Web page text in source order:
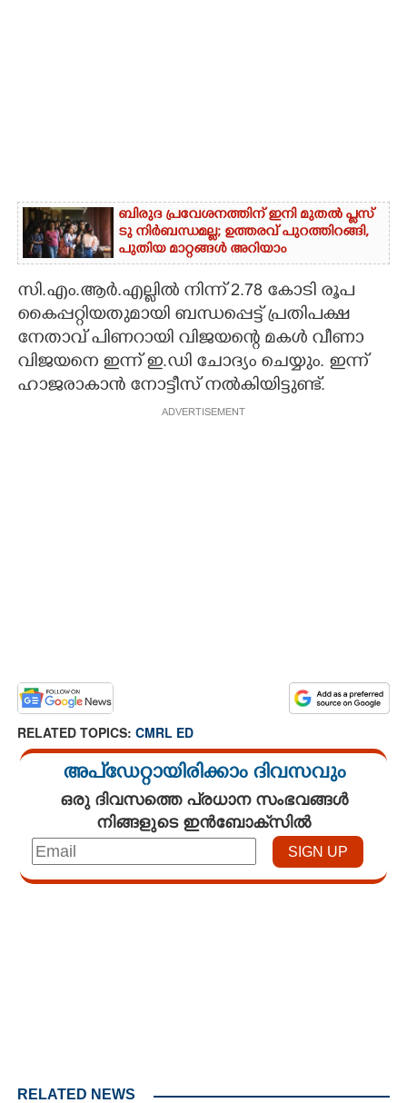
ബിരുദ പ്രവേശനത്തിന് ഇനി മുതൽ പ്ലസ്
ടു നിർബന്ധമല്ല; ഉത്തരവ് പുറത്തിറങ്ങി,
പുതിയ മാറ്റങ്ങൾ അറിയാം
സി.എം.ആർ.എല്ലിൽ നിന്ന് 2.78 കോടി രൂപ
കൈപ്പറ്റിയതുമായി ബന്ധപ്പെട്ട് പ്രതിപക്ഷ
നേതാവ് പിണറായി വിജയന്റെ മകൾ വീണാ
വിജയനെ ഇന്ന് ഇ.ഡി ചോദ്യം ചെയ്യും. ഇന്ന്
ഹാജരാകാൻ നോട്ടീസ് നൽകിയിട്ടുണ്ട്.
ADVERTISEMENT
RELATED TOPICS: CMRL ED
അപ്ഡേറ്റായിരിക്കാം ദിവസവും
ഒരു ദിവസത്തെ പ്രധാന സംഭവങ്ങൾ
നിങ്ങളുടെ ഇൻബോക്സിൽ
RELATED NEWS